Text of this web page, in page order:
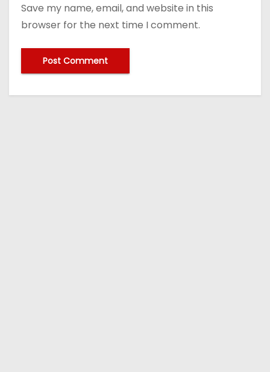
Save my name, email, and website in this
browser for the next time I comment.